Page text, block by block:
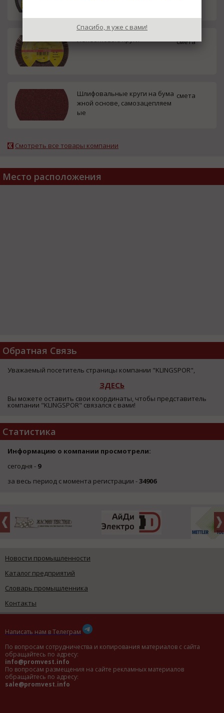
Лепестковые круги смета
Шлифовальные круги на бума
жной основе, самозацепляем
ые
смета
Смотреть все товары компании
Место расположения
Обратная Связь
Уважаемый посетитель страницы компании "KLINGSPOR",
ЗДЕСЬ
Вы можете оставить свои координаты, чтобы представитель
компании "KLINGSPOR" связался с вами!
Статистика
Информацию о компании просмотрели:
сегодня - 9
за весь период с момента регистрации -34906
Новости промышленности
Каталог предприятий
Словарь промышленника
Контакты
Написать нам в Телеграм
По вопросам сотрудничества и копирования материалов с сайта
обращайтесь по адресу:
info@promvest.info
По вопросам размещения на сайте рекламных материалов
обращайтесь по адресу:
sale@promvest.info
Спасибо, я уже с вами!